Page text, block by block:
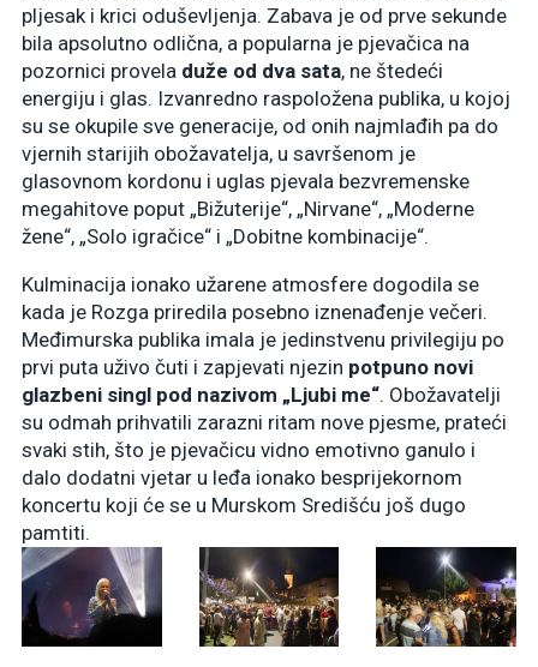
pljesak i krici oduševljenja. Zabava je od prve sekunde
bila apsolutno odlična, a popularna je pjevačica na
pozornici provela duže od dva sata, ne štedeći
energiju i glas. Izvanredno raspoložena publika, u kojoj
su se okupile sve generacije, od onih najmlađih pa do
vjernih starijih obožavatelja, u savršenom je
glasovnom kordonu i uglas pjevala bezvremenske
megahitove poput „Bižuterije“, „Nirvane“, „Moderne
žene“, „Solo igračice“ i „Dobitne kombinacije“.
Kulminacija ionako užarene atmosfere dogodila se
kada je Rozga priredila posebno iznenađenje večeri.
Međimurska publika imala je jedinstvenu privilegiju po
prvi puta uživo čuti i zapjevati njezin potpuno novi
glazbeni singl pod nazivom „Ljubi me“. Obožavatelji
su odmah prihvatili zarazni ritam nove pjesme, prateći
svaki stih, što je pjevačicu vidno emotivno ganulo i
dalo dodatni vjetar u leđa ionako besprijekornom
koncertu koji će se u Murskom Središću još dugo
pamtiti.